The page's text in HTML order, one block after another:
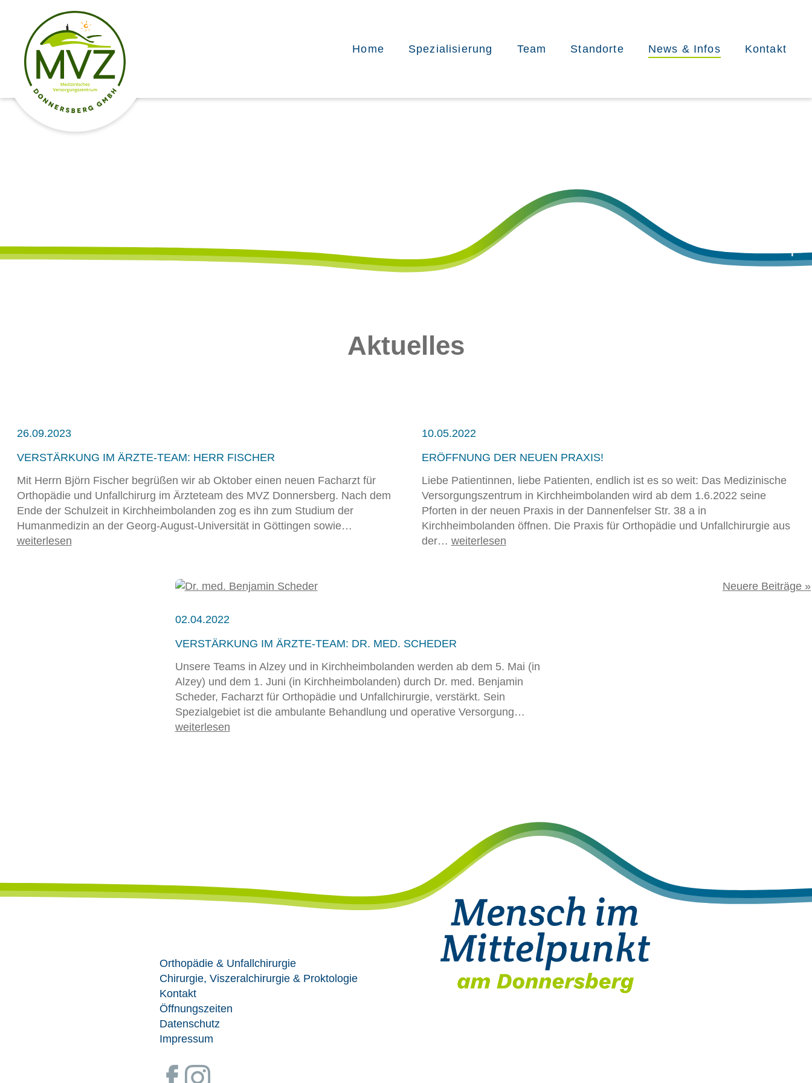
Home Spezialisierung Team Standorte News & Infos
Patienteninformation
Kontakt
Aktuelles
26.09.2023
VERSTÄRKUNG IM ÄRZTE-TEAM: HERR FISCHER
Mit Herrn Björn Fischer begrüßen wir ab Oktober einen neuen Facharzt für
Orthopädie und Unfallchirurg im Ärzteteam des MVZ Donnersberg. Nach dem
Ende der Schulzeit in Kirchheimbolanden zog es ihn zum Studium der
Humanmedizin an der Georg-August-Universität in Göttingen sowie…
weiterlesen
10.05.2022
ERÖFFNUNG DER NEUEN PRAXIS!
Liebe Patientinnen, liebe Patienten, endlich ist es so weit: Das Medizinische
Versorgungszentrum in Kirchheimbolanden wird ab dem 1.6.2022 seine
Pforten in der neuen Praxis in der Dannenfelser Str. 38 a in
Kirchheimbolanden öffnen. Die Praxis für Orthopädie und Unfallchirurgie aus
der… weiterlesen
02.04.2022
VERSTÄRKUNG IM ÄRZTE-TEAM: DR. MED. SCHEDER
Unsere Teams in Alzey und in Kirchheimbolanden werden ab dem 5. Mai (in
Alzey) und dem 1. Juni (in Kirchheimbolanden) durch Dr. med. Benjamin
Scheder, Facharzt für Orthopädie und Unfallchirurgie, verstärkt. Sein
Spezialgebiet ist die ambulante Behandlung und operative Versorgung…
weiterlesen
Neuere Beiträge »
Orthopädie & Unfallchirurgie
Chirurgie, Viszeralchirurgie & Proktologie
Kontakt
Öffnungszeiten
Datenschutz
Impressum